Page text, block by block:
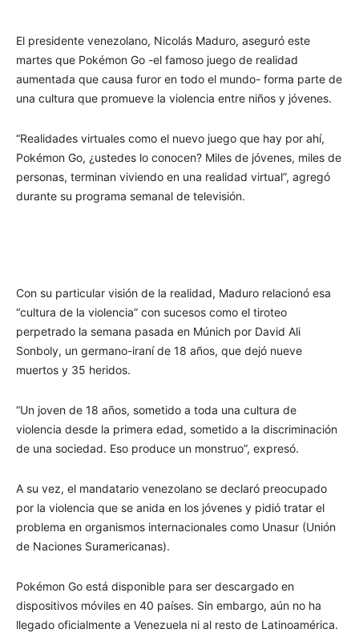
El presidente venezolano, Nicolás Maduro, aseguró este
martes que Pokémon Go -el famoso juego de realidad
aumentada que causa furor en todo el mundo- forma parte de
una cultura que promueve la violencia entre niños y jóvenes.
“Realidades virtuales como el nuevo juego que hay por ahí,
Pokémon Go, ¿ustedes lo conocen? Miles de jóvenes, miles de
personas, terminan viviendo en una realidad virtual”, agregó
durante su programa semanal de televisión.
Con su particular visión de la realidad, Maduro relacionó esa
“cultura de la violencia” con sucesos como el tiroteo
perpetrado la semana pasada en Múnich por David Ali
Sonboly, un germano-iraní de 18 años, que dejó nueve
muertos y 35 heridos.
“Un joven de 18 años, sometido a toda una cultura de
violencia desde la primera edad, sometido a la discriminación
de una sociedad. Eso produce un monstruo”, expresó.
A su vez, el mandatario venezolano se declaró preocupado
por la violencia que se anida en los jóvenes y pidió tratar el
problema en organismos internacionales como Unasur (Unión
de Naciones Suramericanas).
Pokémon Go está disponible para ser descargado en
dispositivos móviles en 40 países. Sin embargo, aún no ha
llegado oficialmente a Venezuela ni al resto de Latinoamérica.